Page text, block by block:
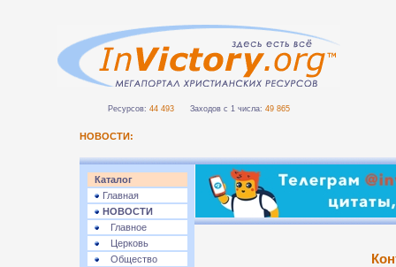
Ресурсов: 44 493 Заходов с 1 числа: 49 865
НОВОСТИ:
Каталог
Главная
НОВОСТИ
Главное
Церковь
Общество